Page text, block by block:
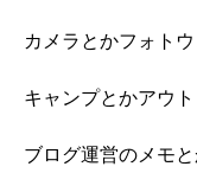
カメラとかフォト
キャンプとかアウ
ブログ運営のメモ